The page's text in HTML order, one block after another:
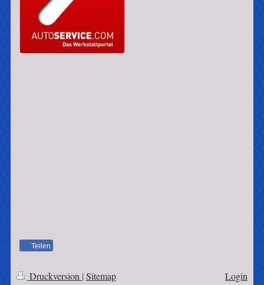
Teilen
Druckversion | Sitemap
Login